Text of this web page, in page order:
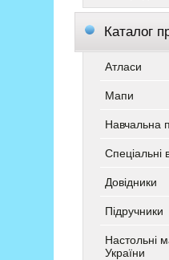
Каталог
Атласи
Мапи
Навчальна
Спеціальні
Довідники
Підручники
Настольні
України